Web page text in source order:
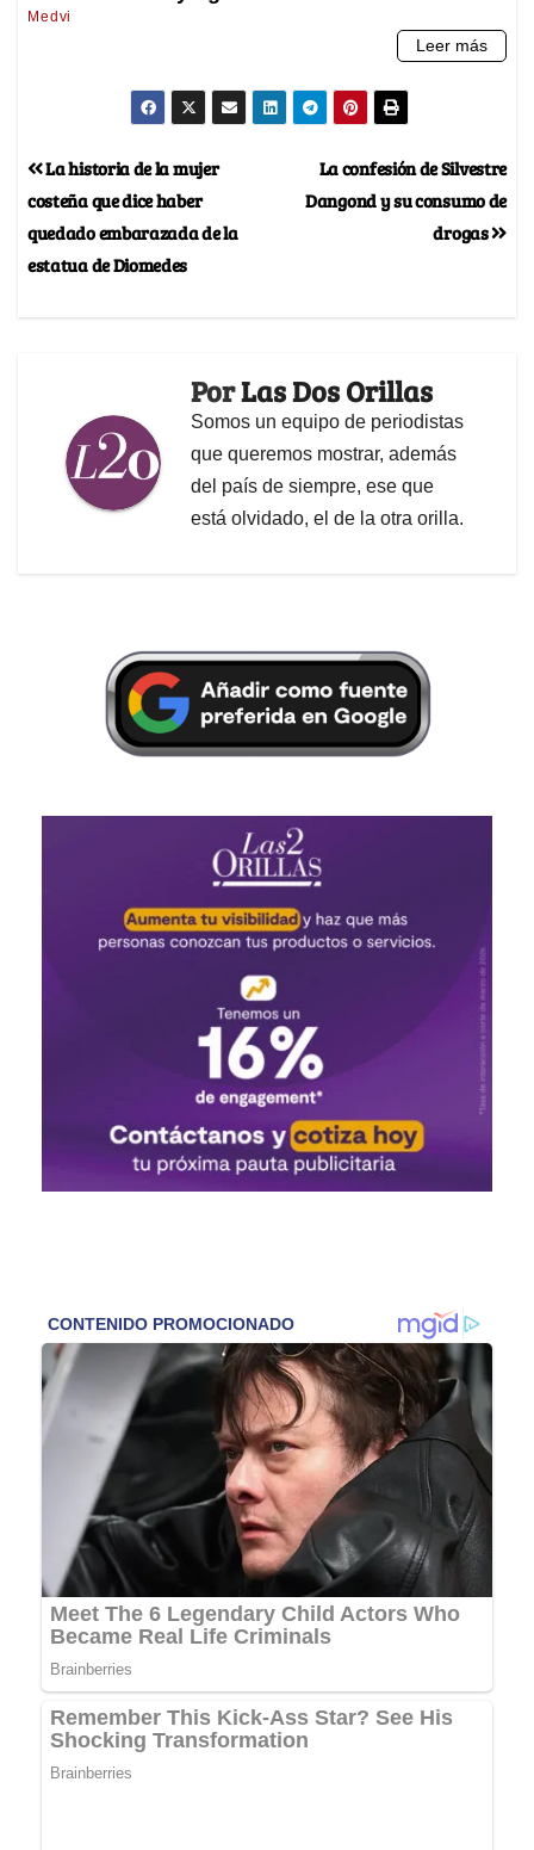
La confesión de Silvestre
Dangond y su consumo de
drogas
La historia de la mujer
costeña que dice haber
quedado embarazada de la
estatua de Diomedes
PorLas Dos Orillas
Somos un equipo de periodistas
que queremos mostrar, además
del país de siempre, ese que
está olvidado, el de la otra orilla.